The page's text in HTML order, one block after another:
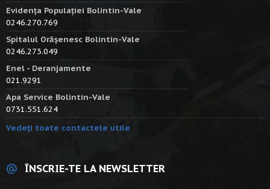
Evidența Populației Bolintin-Vale
0246.270.769
Spitalul Orășenesc Bolintin-Vale
0246.273.049
Enel - Deranjamente
021.9291
Apa Service Bolintin-Vale
0731.551.624
Vedeți toate contactele utile
ÎNSCRIE-TE LA NEWSLETTER